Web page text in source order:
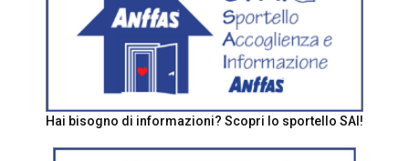
Hai bisogno di informazioni? Scopri lo sportello SAI!